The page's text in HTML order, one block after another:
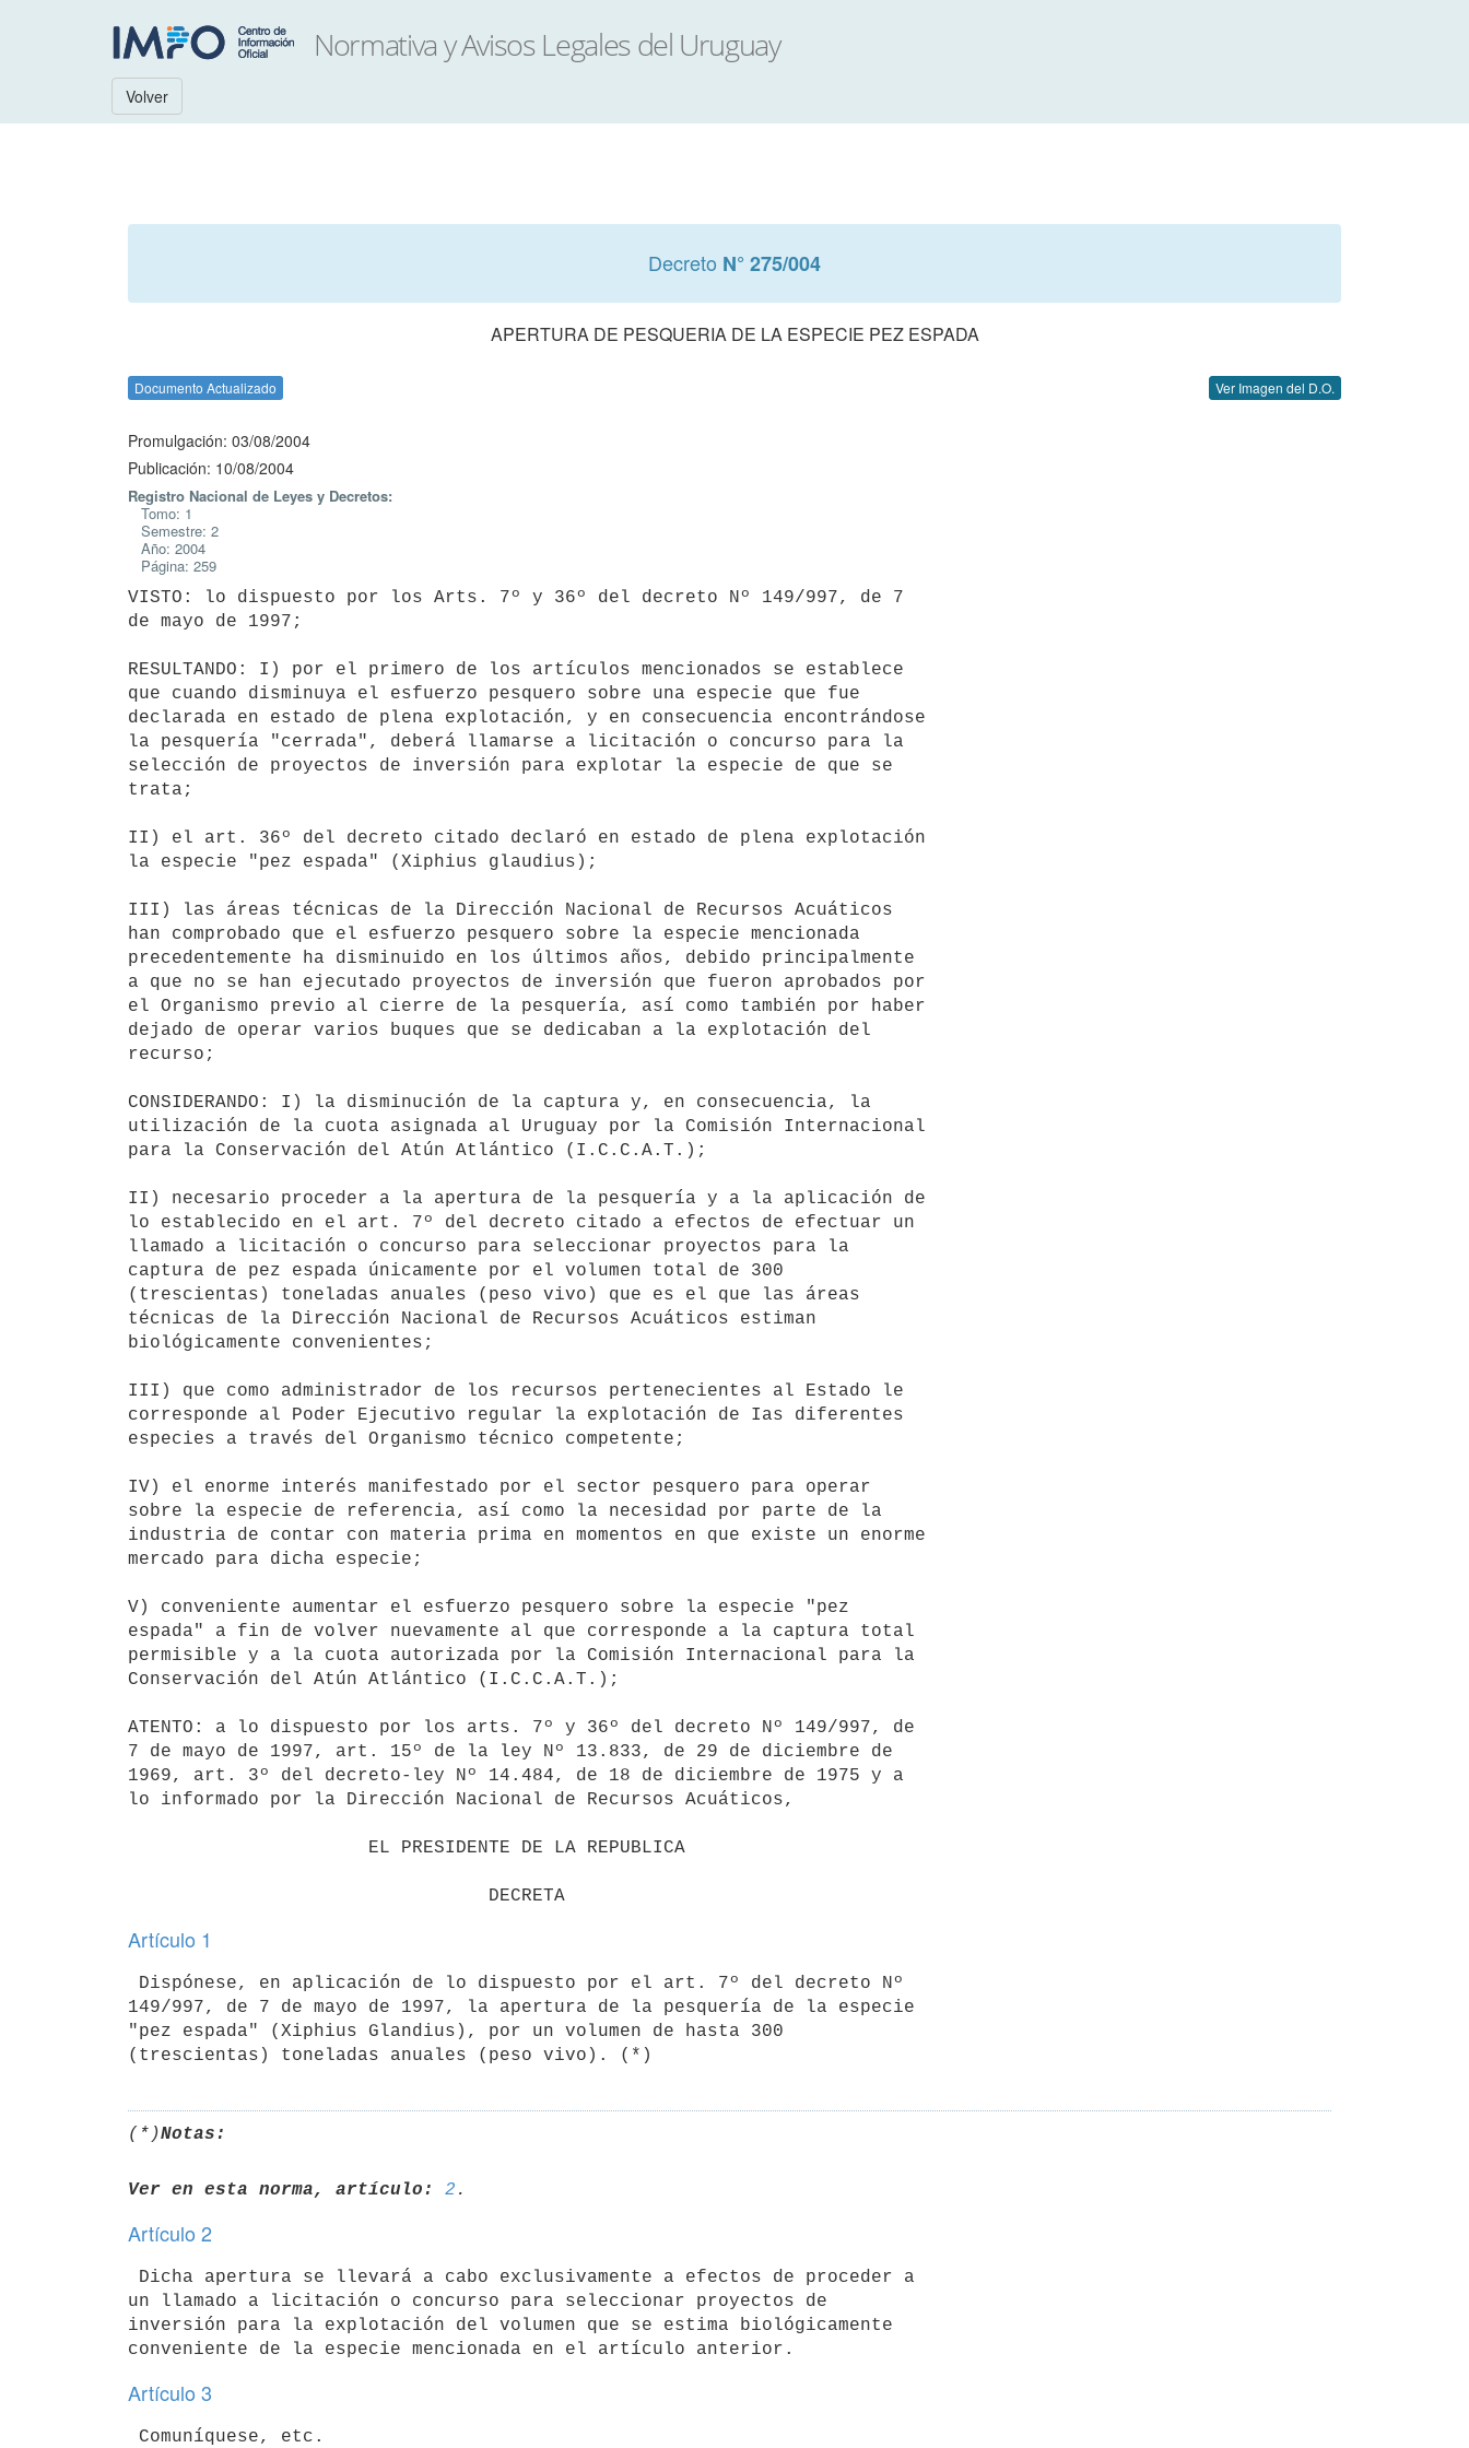
Volver
Decreto N° 275/004
APERTURA DE PESQUERIA DE LA ESPECIE PEZ ESPADA
Documento Actualizado Ver Imagen del D.O.
Promulgación: 03/08/2004
Publicación: 10/08/2004
Registro Nacional de Leyes y Decretos:
Tomo: 1
Semestre: 2
Año: 2004
Página: 259
VISTO: lo dispuesto por los Arts. 7º y 36º del decreto Nº 149/997, de 7
de mayo de 1997;
RESULTANDO: I) por el primero de los artículos mencionados se establece
que cuando disminuya el esfuerzo pesquero sobre una especie que fue
declarada en estado de plena explotación, y en consecuencia encontrándose
la pesquería "cerrada", deberá llamarse a licitación o concurso para la
selección de proyectos de inversión para explotar la especie de que se
trata;
II) el art. 36º del decreto citado declaró en estado de plena explotación
la especie "pez espada" (Xiphius glaudius);
III) las áreas técnicas de la Dirección Nacional de Recursos Acuáticos
han comprobado que el esfuerzo pesquero sobre la especie mencionada
precedentemente ha disminuido en los últimos años, debido principalmente
a que no se han ejecutado proyectos de inversión que fueron aprobados por
el Organismo previo al cierre de la pesquería, así como también por haber
dejado de operar varios buques que se dedicaban a la explotación del
recurso;
CONSIDERANDO: I) la disminución de la captura y, en consecuencia, la
utilización de la cuota asignada al Uruguay por la Comisión Internacional
para la Conservación del Atún Atlántico (I.C.C.A.T.);
II) necesario proceder a la apertura de la pesquería y a la aplicación de
lo establecido en el art. 7º del decreto citado a efectos de efectuar un
llamado a licitación o concurso para seleccionar proyectos para la
captura de pez espada únicamente por el volumen total de 300
(trescientas) toneladas anuales (peso vivo) que es el que las áreas
técnicas de la Dirección Nacional de Recursos Acuáticos estiman
biológicamente convenientes;
III) que como administrador de los recursos pertenecientes al Estado le
corresponde al Poder Ejecutivo regular la explotación de Ias diferentes
especies a través del Organismo técnico competente;
IV) el enorme interés manifestado por el sector pesquero para operar
sobre la especie de referencia, así como la necesidad por parte de la
industria de contar con materia prima en momentos en que existe un enorme
mercado para dicha especie;
V) conveniente aumentar el esfuerzo pesquero sobre la especie "pez
espada" a fin de volver nuevamente al que corresponde a la captura total
permisible y a la cuota autorizada por la Comisión Internacional para la
Conservación del Atún Atlántico (I.C.C.A.T.);
ATENTO: a lo dispuesto por los arts. 7º y 36º del decreto Nº 149/997, de
7 de mayo de 1997, art. 15º de la ley Nº 13.833, de 29 de diciembre de
1969, art. 3º del decreto-ley Nº 14.484, de 18 de diciembre de 1975 y a
lo informado por la Dirección Nacional de Recursos Acuáticos,
Artículo 1
149/997, de 7 de mayo de 1997, la apertura de la pesquería de la especie
"pez espada" (Xiphius Glandius), por un volumen de hasta 300
(*)Notas:
Ver en esta norma, artículo: 2
Artículo 2
un llamado a licitación o concurso para seleccionar proyectos de
inversión para la explotación del volumen que se estima biológicamente
Artículo 3